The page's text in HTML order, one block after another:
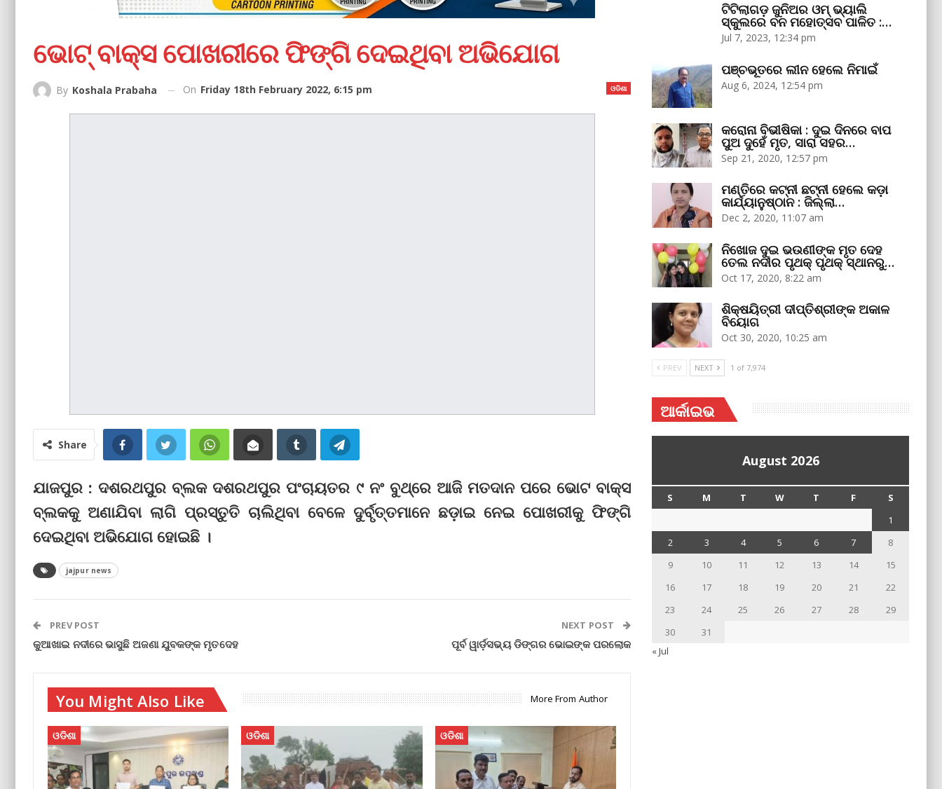
ଭୋଟ୍ ବାକ୍ସ ପୋଖରୀରେ ଫିଙ୍ଗି ଦେଇଥିବା ଅଭିଯୋଗ
ଓଡିଶା
By Koshala Prabaha On Friday 18th February 2022, 6:15 pm
Share
ଯାଜପୁର : ଦଶରଥପୁର ବ୍ଲକ ଦଶରଥପୁର ପଂଚାୟତର ୯ ନଂ ବୁଥ୍‌ରେ ଆଜି ମତଦାନ ପରେ ଭୋଟ ବାକ୍ସ
ବ୍ଲକକୁ ଅଣାଯିବା ଲାଗି ପ୍ରସ୍ତୁତି ଚାଲିଥିବା ବେଳେ ଦୁର୍ବୃତ୍ତମାନେ ଛଡ଼ାଇ ନେଇ ପୋଖରୀକୁ ଫିଙ୍ଗି
ଦେଇଥିବା ଅଭିଯୋଗ ହୋଇଛି ।
jajpur news
PREV POST
କୁଆଖାଇ ନଦୀରେ ଭାସୁଛି ଅଜଣା ଯୁବକଙ୍କ ମୃତଦେହ
NEXT POST
ପୂର୍ବ ୱାର୍ଡ଼ସଭ୍ୟ ଡିଙ୍ଗର ଭୋଇଙ୍କ ପରଲୋକ
You Might Also Like More From Author
ଓଡିଶା ଓଡିଶା ଓଡିଶା
ଟିଟିଲାଗଡ଼ ଜୁନିଅର ଓମ୍‌ ଭ୍ୟାଲି
ସ୍କୁଲରେ ବନ ମହୋତ୍ସବ ପାଳିତ :…
Jul 7, 2023, 12:34 pm
ପଞ୍ଚଭୂତରେ ଲୀନ ହେଲେ ନିମାଇଁ
Aug 6, 2024, 12:54 pm
କରୋନା ବିଭୀଷିକା : ଦୁଇ ଦିନରେ ବାପ
ପୁଅ ଦୁହେଁ ମୃତ, ସାରା ସହର…
Sep 21, 2020, 12:57 pm
ମଣ୍ତିରେ କଟ୍‌ନୀ ଛଟ୍‌ନୀ ହେଲେ କଡ଼ା
କାର୍ଯ୍ୟାନୁଷ୍ଠାନ : ଜିଲ୍ଲା…
Dec 2, 2020, 11:07 am
ନିଖୋଜ ଦୁଇ ଭଉଣୀଙ୍କ ମୃତ ଦେହ
ତେଲ ନଦୀର ପୃଥକ୍‌ ପୃଥକ୍‌ ସ୍ଥାନରୁ…
Oct 17, 2020, 8:22 am
ଶିକ୍ଷୟିତ୍ରୀ ଦୀପ୍ତିଶ୍ରୀଙ୍କ ଅକାଳ
ବିୟୋଗ
Oct 30, 2020, 10:25 am
PREV NEXT 1 of 7,974
ଆର୍କାଇଭ
August 2026
S M T W T F
S
1
2
3 4 5 6 7
8
9
10 11 12 13 14
15
16
17 18 19 20 21
22
23
24 25 26 27 28
29
30
31
« Jul